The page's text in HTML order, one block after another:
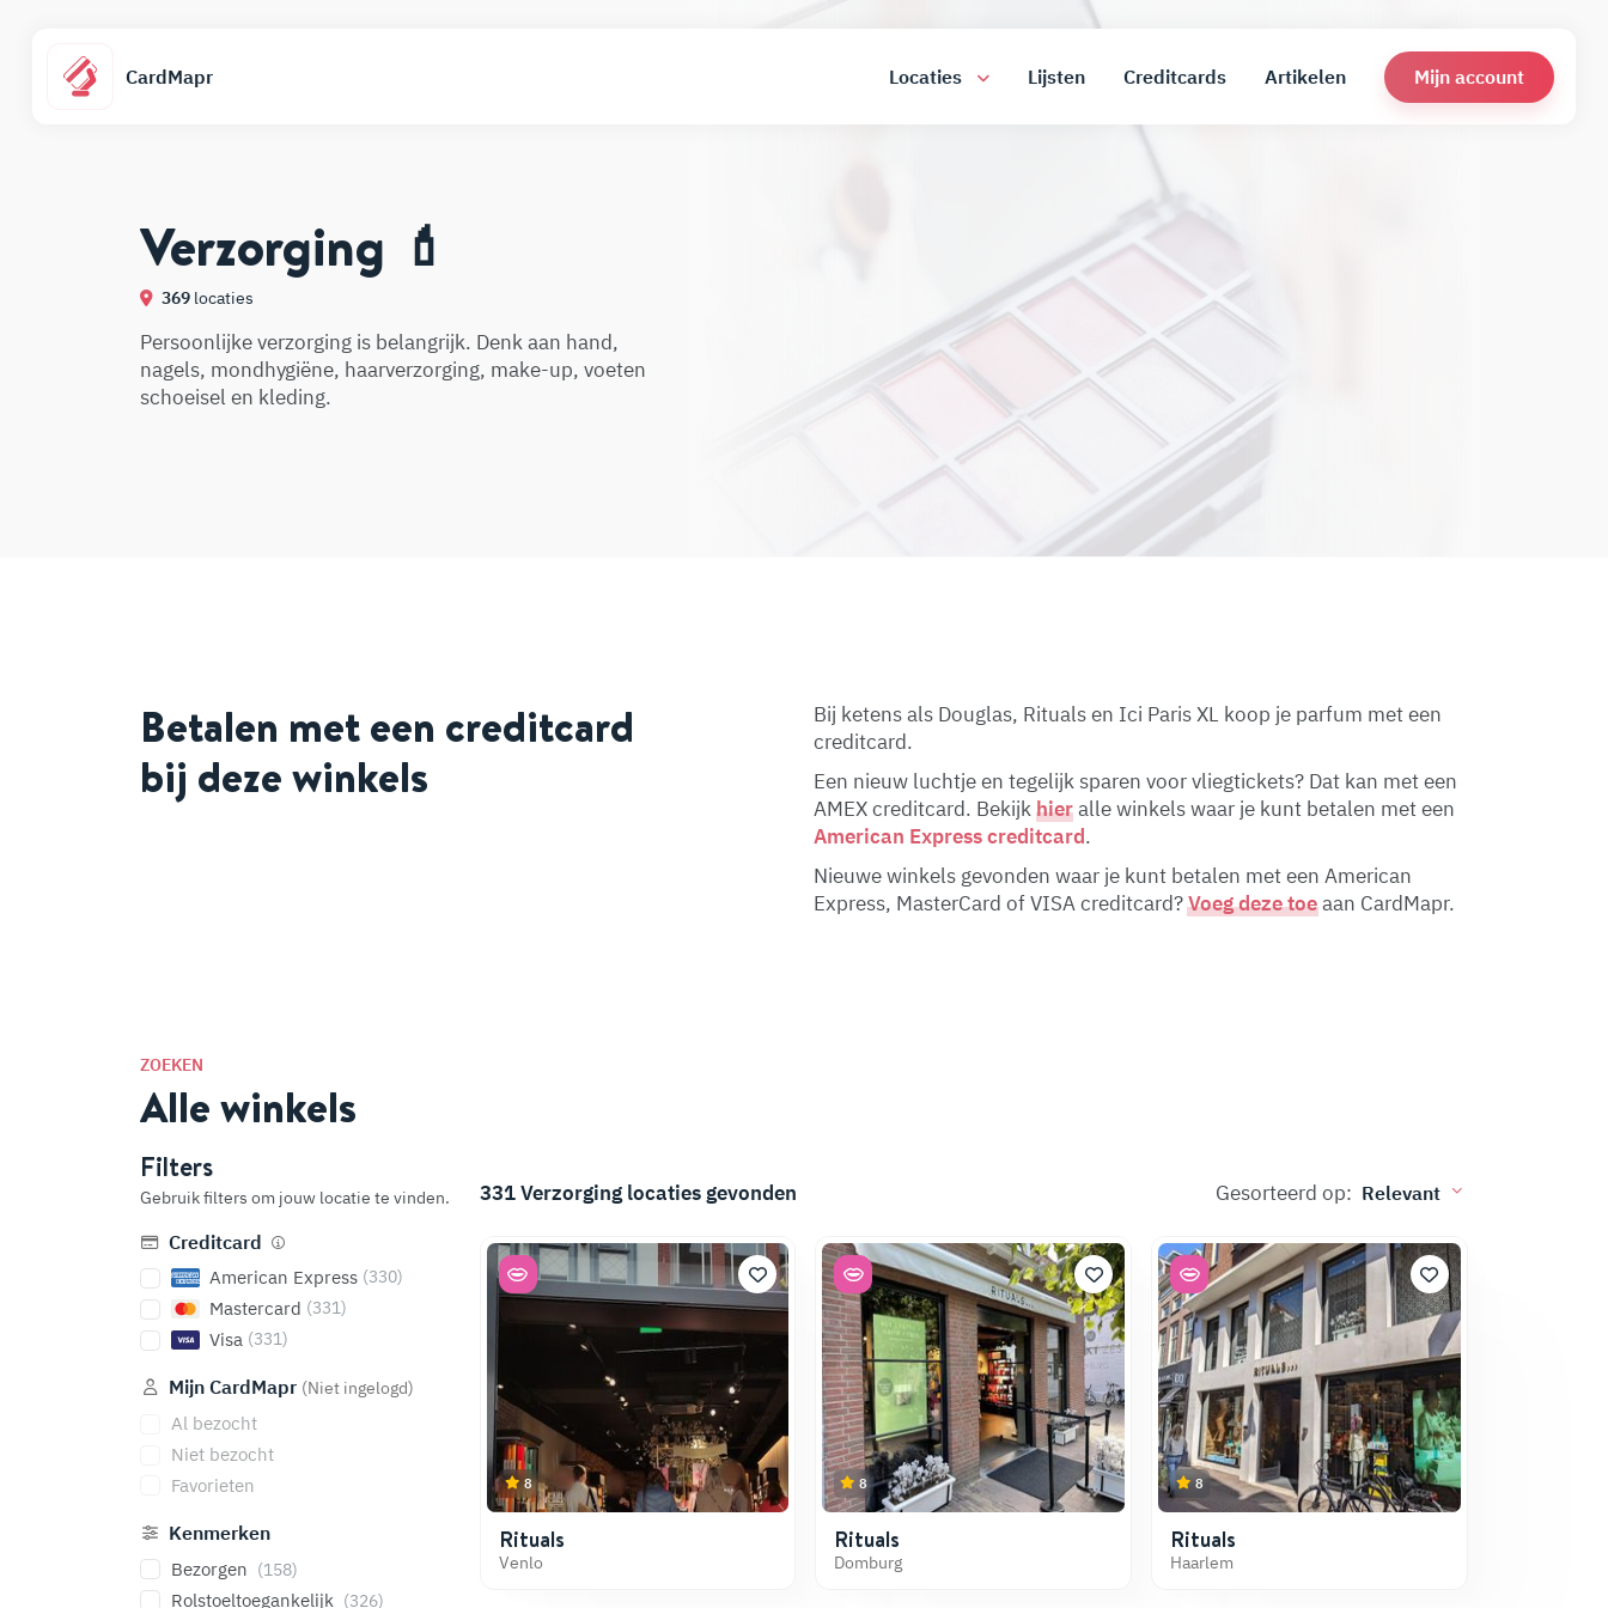
CardMapr Locaties Lijsten Creditcards Artikelen Mijn account
Verzorging 💄
369 locaties
Persoonlijke verzorging is belangrijk. Denk aan hand,
nagels, mondhygiëne, haarverzorging, make-up, voeten
schoeisel en kleding.
Betalen met een creditcard
bij deze winkels
Bij ketens als Douglas, Rituals en Ici Paris XL koop je parfum met een
creditcard.
Een nieuw luchtje en tegelijk sparen voor vliegtickets? Dat kan met een
AMEX creditcard. Bekijkhieralle winkels waar je kunt betalen met een
American Express creditcard.
Nieuwe winkels gevonden waar je kunt betalen met een American
Express, MasterCard of VISA creditcard?Voeg deze toeaan CardMapr.
ZOEKEN
Alle winkels
Filters
Gebruik filters om jouw locatie te vinden.
Creditcard
American Express (330)
Mastercard (331)
Visa (331)
Mijn CardMapr (Niet ingelogd)
Al bezocht
Niet bezocht
Favorieten
Kenmerken
Bezorgen (158)
Rolstoeltoegankelijk (326)
331Verzorginglocaties gevonden Gesorteerd op:
8
Rituals
Venlo
8
Rituals
Domburg
8
Rituals
Haarlem
W
at te doen in
Am
sterdam
?